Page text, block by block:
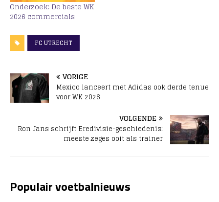
Onderzoek: De beste WK
2026 commercials
FC UTRECHT
VORIGE
Mexico lanceert met Adidas ook derde tenue
voor WK 2026
VOLGENDE
Ron Jans schrijft Eredivisie-geschiedenis:
meeste zeges ooit als trainer
Populair voetbalnieuws